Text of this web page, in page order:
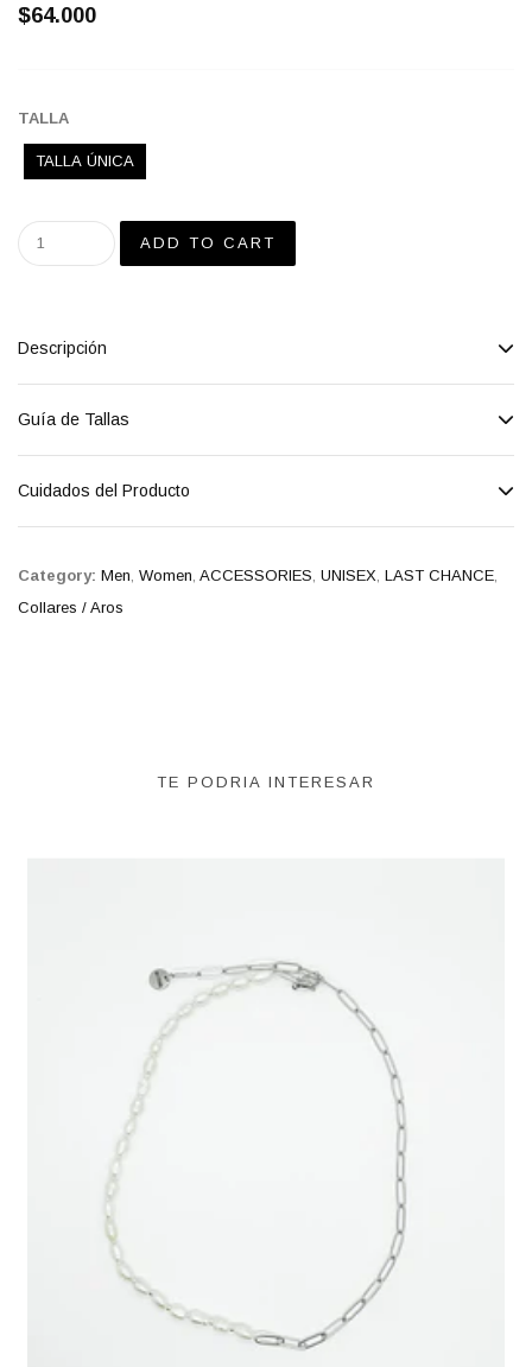
$64.000
TALLA
TALLA ÚNICA
Descripción
Guía de Tallas
Cuidados del Producto
Category: Men Women ACCESSORIES UNISEX LAST CHANCE
Collares / Aros
TE PODRIA INTERESAR